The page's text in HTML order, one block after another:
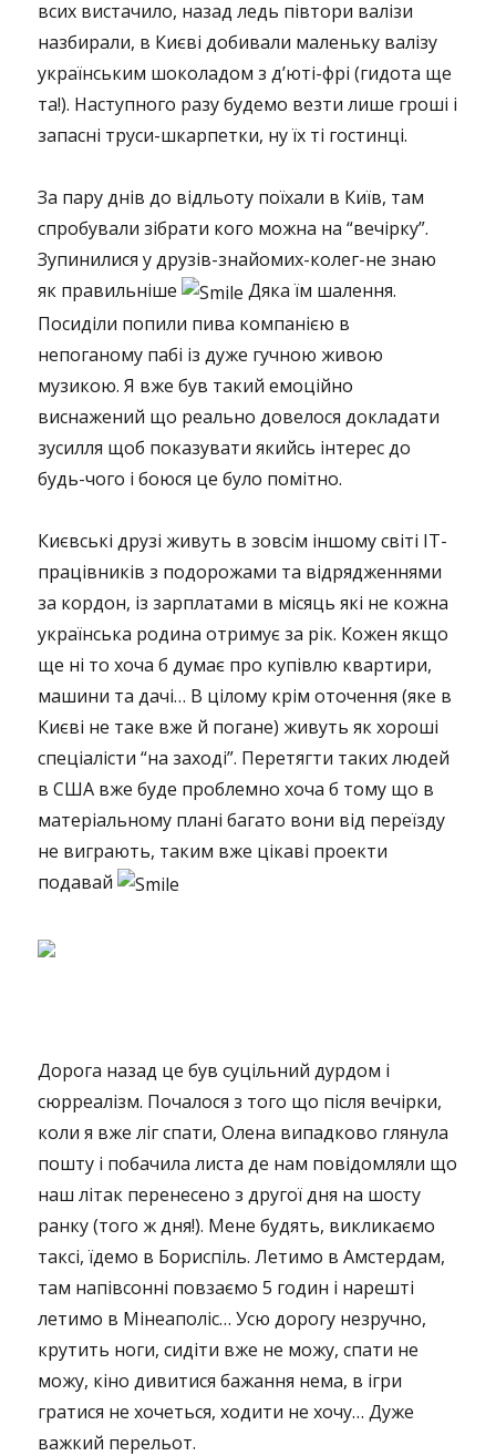
всих вистачило, назад ледь півтори валізи
назбирали, в Києві добивали маленьку валізу
українським шоколадом з д’юті-фрі (гидота ще
та!). Наступного разу будемо везти лише гроші і
запасні труси-шкарпетки, ну їх ті гостинці.
За пару днів до відльоту поїхали в Київ, там
спробували зібрати кого можна на “вечірку”.
Зупинилися у друзів-знайомих-колег-не знаю
як правильніше
Дяка їм шалення.
Посиділи попили пива компанією в
непоганому пабі із дуже гучною живою
музикою. Я вже був такий емоційно
виснажений що реально довелося докладати
зусилля щоб показувати якийсь інтерес до
будь-чого і боюся це було помітно.
Києвські друзі живуть в зовсім іншому світі ІТ-
працівників з подорожами та відрядженнями
за кордон, із зарплатами в місяць які не кожна
українська родина отримує за рік. Кожен якщо
ще ні то хоча б думає про купівлю квартири,
машини та дачі… В цілому крім оточення (яке в
Києві не таке вже й погане) живуть як хороші
спеціалісти “на заході”. Перетягти таких людей
в США вже буде проблемно хоча б тому що в
матеріальному плані багато вони від переїзду
не виграють, таким вже цікаві проекти
подавай
Дорога назад це був суцільний дурдом і
сюрреалізм. Почалося з того що після вечірки,
коли я вже ліг спати, Олена випадково глянула
пошту і побачила листа де нам повідомляли що
наш літак перенесено з другої дня на шосту
ранку (того ж дня!). Мене будять, викликаємо
таксі, їдемо в Бориспіль. Летимо в Амстердам,
там напівсонні повзаємо 5 годин і нарешті
летимо в Мінеаполіс… Усю дорогу незручно,
крутить ноги, сидіти вже не можу, спати не
можу, кіно дивитися бажання нема, в ігри
гратися не хочеться, ходити не хочу… Дуже
важкий перельот.